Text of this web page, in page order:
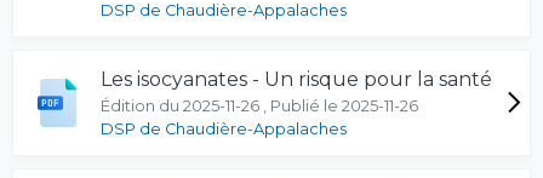
DSP de Chaudière-Appalaches
Les isocyanates - Un risque pour la santé
Édition du 2025-11-26 , Publié le 2025-11-26
DSP de Chaudière-Appalaches